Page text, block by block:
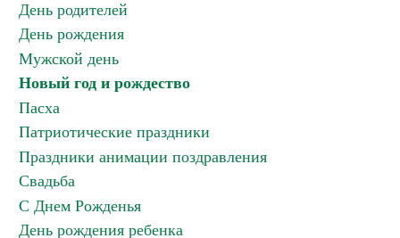
День родителей
День рождения
Мужской день
Новый год и рождество
Пасха
Патриотические праздники
Праздники анимации поздравления
Свадьба
С Днем Рожденья
День рождения ребенка